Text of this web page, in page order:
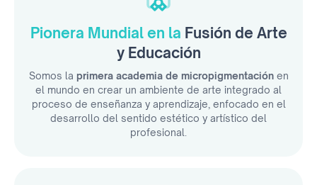
Pionera Mundial en la Fusión de Arte
y Educación
Somos la primera academia de micropigmentación en
el mundo en crear un ambiente de arte integrado al
proceso de enseñanza y aprendizaje, enfocado en el
desarrollo del sentido estético y artístico del
profesional.